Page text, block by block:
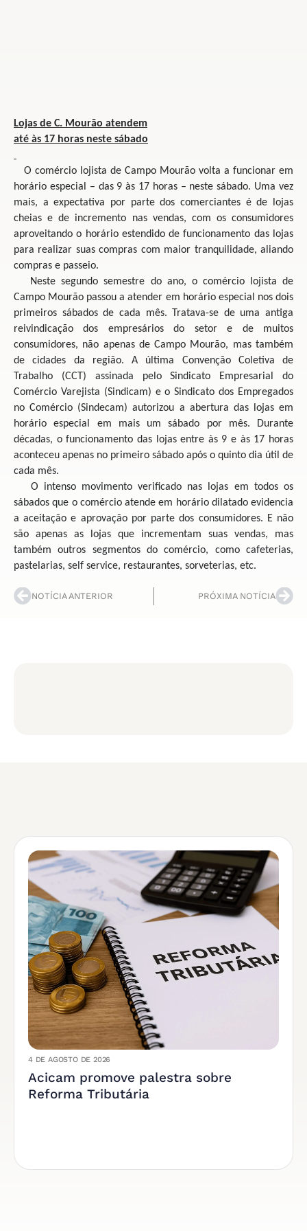
Lojas de C. Mourão atendem
até às 17 horas neste sábado
O comércio lojista de Campo Mourão volta a funcionar em
horário especial – das 9 às 17 horas – neste sábado. Uma vez
mais, a expectativa por parte dos comerciantes é de lojas
cheias e de incremento nas vendas, com os consumidores
aproveitando o horário estendido de funcionamento das lojas
para realizar suas compras com maior tranquilidade, aliando
compras e passeio.
Neste segundo semestre do ano, o comércio lojista de
Campo Mourão passou a atender em horário especial nos dois
primeiros sábados de cada mês. Tratava-se de uma antiga
reivindicação dos empresários do setor e de muitos
consumidores, não apenas de Campo Mourão, mas também
de cidades da região. A última Convenção Coletiva de
Trabalho (CCT) assinada pelo Sindicato Empresarial do
Comércio Varejista (Sindicam) e o Sindicato dos Empregados
no Comércio (Sindecam) autorizou a abertura das lojas em
horário especial em mais um sábado por mês. Durante
décadas, o funcionamento das lojas entre às 9 e às 17 horas
aconteceu apenas no primeiro sábado após o quinto dia útil de
cada mês.
O intenso movimento verificado nas lojas em todos os
sábados que o comércio atende em horário dilatado evidencia
a aceitação e aprovação por parte dos consumidores. E não
são apenas as lojas que incrementam suas vendas, mas
também outros segmentos do comércio, como cafeterias,
pastelarias, self service, restaurantes, sorveterias, etc.
NOTÍCIA ANTERIOR PRÓXIMA NOTÍCIA
4 DE AGOSTO DE 2026
Acicam promove palestra sobre
Reforma Tributária